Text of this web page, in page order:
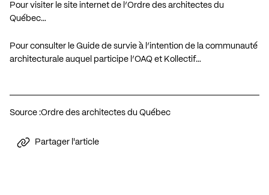
Pour visiter le site internet de l’Ordre des architectes du
Québec…
Pour consulter le Guide de survie à l’intention de la communauté
architecturale auquel participe l’OAQ et Kollectif…
Source :Ordre des architectes du Québec
Partager l'article